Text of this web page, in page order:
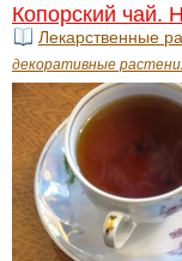
Копорский чай.
Лекарственные
декоративные